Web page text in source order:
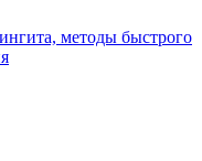
методы быстрого